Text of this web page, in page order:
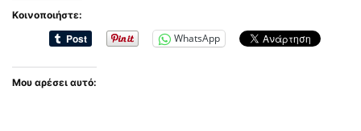
Κοινοποιήστε:
WhatsApp
Μου αρέσει αυτό: